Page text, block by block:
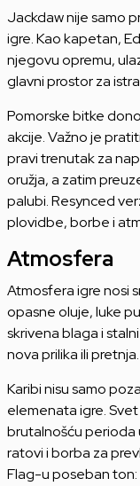
Jackdaw nije samo
igre. Kao kapetan,
njegovu opremu,
glavni prostor za
Pomorske bitke
akcije. Važno je
pravi trenutak za
oružja, a zatim
palubi. Resynced
plovidbe, borbe i
Atmosfera
Atmosfera igre nosi
opasne oluje, luke
skrivena blaga i
nova prilika ili pretnja.
Karibi nisu samo
elemenata igre.
brutalnošću perioda
ratovi i borba za
Flag-u poseban ton: